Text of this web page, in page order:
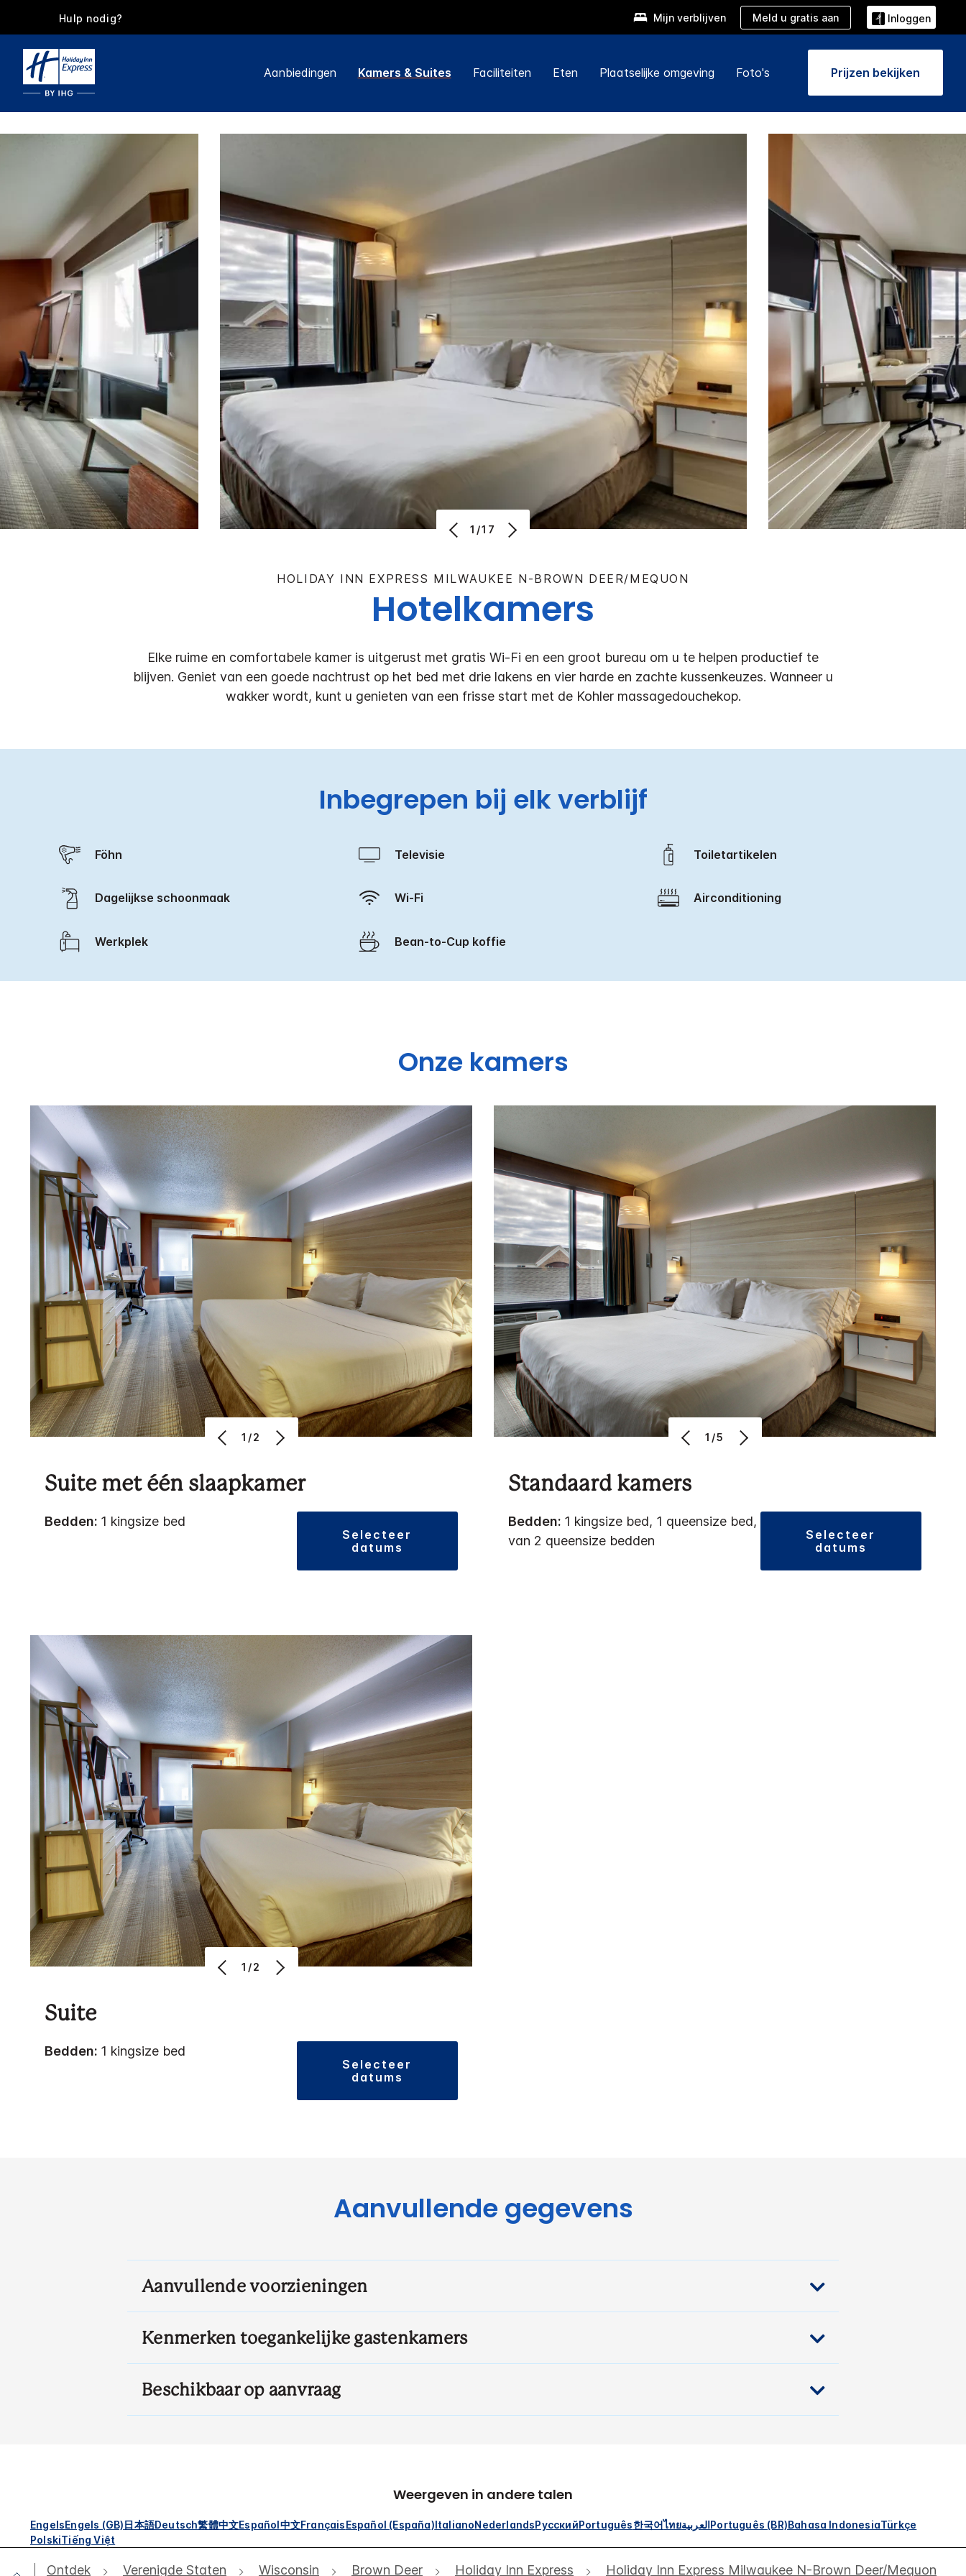
Hulp nodig? Mijn verblijven Meld u gratis aan Inloggen
Aanbiedingen Kamers & Suites Faciliteiten Eten Plaatselijke omgeving Foto's Prijzen bekijken
1/17
HOLIDAY INN EXPRESS MILWAUKEE N-BROWN DEER/MEQUON
Hotelkamers
Elke ruime en comfortabele kamer is uitgerust met gratis Wi-Fi en een groot bureau om u te helpen productief te
blijven. Geniet van een goede nachtrust op het bed met drie lakens en vier harde en zachte kussenkeuzes. Wanneer u
wakker wordt, kunt u genieten van een frisse start met de Kohler massagedouchekop.
Inbegrepen bij elk verblijf
Föhn Televisie Toiletartikelen
Dagelijkse schoonmaak Wi-Fi Airconditioning
Werkplek Bean-to-Cup koffie
Onze kamers
1/2
Suite met één slaapkamer
Bedden: 1 kingsize bed
selecteer
datums
1/5
Standaard kamers
Bedden: 1 kingsize bed, 1 queensize bed,
van 2 queensize bedden
selecteer
datums
1/2
Suite
Bedden: 1 kingsize bed
selecteer
datums
Aanvullende gegevens
Aanvullende voorzieningen
Kenmerken toegankelijke gastenkamers
Beschikbaar op aanvraag
Weergeven in andere talen
EngelsEngels (GB)日本語Deutsch繁體中文Español中文FrançaisEspañol (España)ItalianoNederlandsРусскийPortuguês한국어ไทยالعربيةPortuguês (BR)Bahasa IndonesiaTürkçe
PolskiTiếng Việt
Ontdek Verenigde Staten Wisconsin Brown Deer Holiday Inn Express Holiday Inn Express Milwaukee N-Brown Deer/Mequon